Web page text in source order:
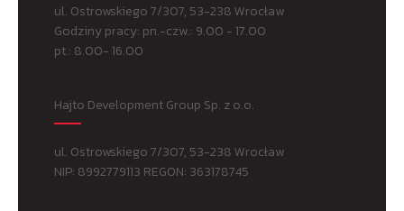
ul. Ostrowskiego 7/307, 53-238 Wrocław
Godziny pracy: pn.-czw.: 9.00 - 17.00
pt.: 8.00- 16.00
Hajto Development Group Sp. z o.o.
ul. Ostrowskiego 7/307, 53-238 Wrocław
NIP: 8992779113 REGON: 363178745